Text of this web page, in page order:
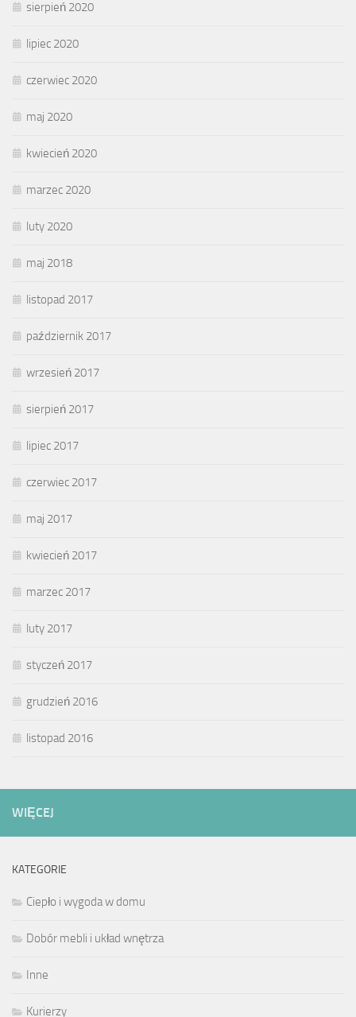
sierpień 2020
lipiec 2020
czerwiec 2020
maj 2020
kwiecień 2020
marzec 2020
luty 2020
maj 2018
listopad 2017
październik 2017
wrzesień 2017
sierpień 2017
lipiec 2017
czerwiec 2017
maj 2017
kwiecień 2017
marzec 2017
luty 2017
styczeń 2017
grudzień 2016
listopad 2016
WIĘCEJ
KATEGORIE
Ciepło i wygoda w domu
Dobór mebli i układ wnętrza
Inne
Kurierzy